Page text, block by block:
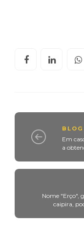
BLOG
Em
a
Nome "Erço",
caipira,